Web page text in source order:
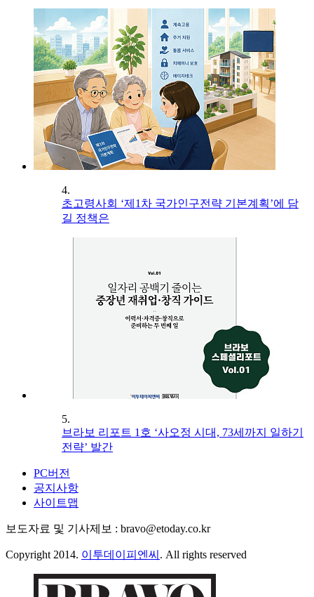
4.
초고령사회 ‘제1차 국가인구전략 기본계획’에 담
길 정책은
5.
브라보 리포트 1호 ‘사오정 시대, 73세까지 일하기
전략’ 발간
PC버전
공지사항
사이트맵
보도자료 및 기사제보 : bravo@etoday.co.kr
Copyright 2014. 이투데이피엔씨 . All rights reserved